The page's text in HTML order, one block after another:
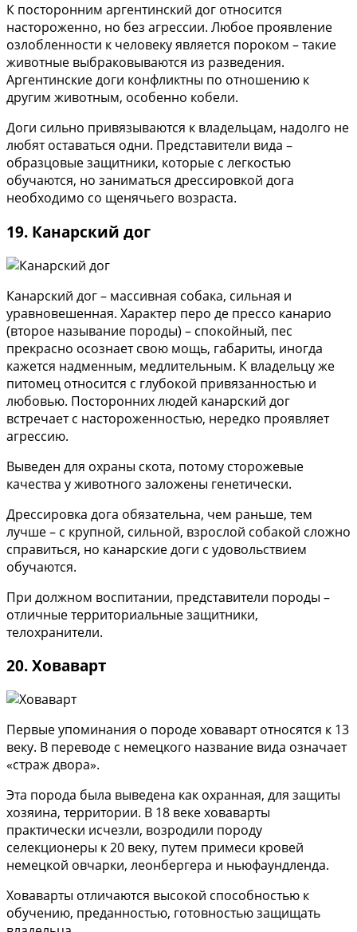
К посторонним аргентинский дог относится
настороженно, но без агрессии. Любое проявление
озлобленности к человеку является пороком – такие
животные выбраковываются из разведения.
Аргентинские доги конфликтны по отношению к
другим животным, особенно кобели.
Доги сильно привязываются к владельцам, надолго не
любят оставаться одни. Представители вида –
образцовые защитники, которые с легкостью
обучаются, но заниматься дрессировкой дога
необходимо со щенячьего возраста.
19. Канарский дог
Канарский дог – массивная собака, сильная и
уравновешенная. Характер перо де прессо канарио
(второе называние породы) – спокойный, пес
прекрасно осознает свою мощь, габариты, иногда
кажется надменным, медлительным. К владельцу же
питомец относится с глубокой привязанностью и
любовью. Посторонних людей канарский дог
встречает с настороженностью, нередко проявляет
агрессию.
Выведен для охраны скота, потому сторожевые
качества у животного заложены генетически.
Дрессировка дога обязательна, чем раньше, тем
лучше – с крупной, сильной, взрослой собакой сложно
справиться, но канарские доги с удовольствием
обучаются.
При должном воспитании, представители породы –
отличные территориальные защитники,
телохранители.
20. Ховаварт
Первые упоминания о породе ховаварт относятся к 13
веку. В переводе с немецкого название вида означает
«страж двора».
Эта порода была выведена как охранная, для защиты
хозяина, территории. В 18 веке ховаварты
практически исчезли, возродили породу
селекционеры к 20 веку, путем примеси кровей
немецкой овчарки, леонбергера и ньюфаундленда.
Ховаварты отличаются высокой способностью к
обучению, преданностью, готовностью защищать